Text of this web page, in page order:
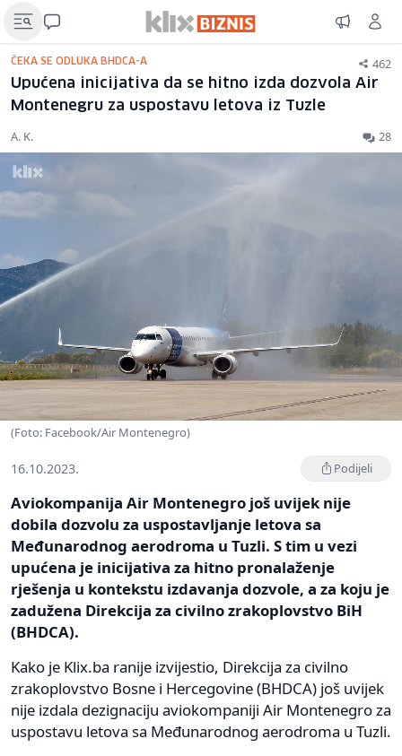
ČEKA SE ODLUKA BHDCA-A 462
Upućena inicijativa da se hitno izda dozvola Air
Montenegru za uspostavu letova iz Tuzle
A. K. 28
(Foto: Facebook/Air Montenegro)
16.10.2023. Podijeli
Aviokompanija Air Montenegro još uvijek nije
dobila dozvolu za uspostavljanje letova sa
Međunarodnog aerodroma u Tuzli. S tim u vezi
upućena je inicijativa za hitno pronalaženje
rješenja u kontekstu izdavanja dozvole, a za koju je
zadužena Direkcija za civilno zrakoplovstvo BiH
(BHDCA).
Kako je Klix.ba ranije izvijestio, Direkcija za civilno
zrakoplovstvo Bosne i Hercegovine (BHDCA) još uvijek
nije izdala dezignaciju aviokompaniji Air Montenegro za
uspostavu letova sa Međunarodnog aerodroma u Tuzli.